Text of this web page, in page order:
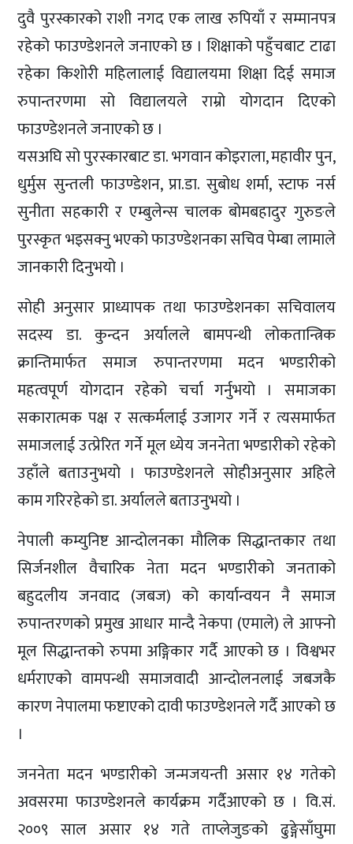
दुवै पुरस्कारको राशी नगद एक लाख रुपियाँ र सम्मानपत्र
रहेको फाउण्डेशनले जनाएको छ । शिक्षाको पहुँचबाट टाढा
रहेका किशोरी महिलालाई विद्यालयमा शिक्षा दिई समाज
रुपान्तरणमा सो विद्यालयले राम्रो योगदान दिएको
फाउण्डेशनले जनाएको छ ।
यसअघि सो पुरस्कारबाट डा. भगवान कोइराला, महावीर पुन,
धुर्मुस सुन्तली फाउण्डेशन, प्रा.डा. सुबोध शर्मा, स्टाफ नर्स
सुनीता सहकारी र एम्बुलेन्स चालक बोमबहादुर गुरुङले
पुरस्कृत भइसक्नु भएको फाउण्डेशनका सचिव पेम्बा लामाले
जानकारी दिनुभयो ।
सोही अनुसार प्राध्यापक तथा फाउण्डेशनका सचिवालय
सदस्य डा. कुन्दन अर्यालले बामपन्थी लोकतान्त्रिक
क्रान्तिमार्फत समाज रुपान्तरणमा मदन भण्डारीको
महत्वपूर्ण योगदान रहेको चर्चा गर्नुभयो । समाजका
सकारात्मक पक्ष र सत्कर्मलाई उजागर गर्ने र त्यसमार्फत
समाजलाई उत्प्रेरित गर्ने मूल ध्येय जननेता भण्डारीको रहेको
उहाँले बताउनुभयो । फाउण्डेशनले सोहीअनुसार अहिले
काम गरिरहेको डा. अर्यालले बताउनुभयो ।
नेपाली कम्युनिष्ट आन्दोलनका मौलिक सिद्धान्तकार तथा
सिर्जनशील वैचारिक नेता मदन भण्डारीको जनताको
बहुदलीय जनवाद (जबज) को कार्यान्वयन नै समाज
रुपान्तरणको प्रमुख आधार मान्दै नेकपा (एमाले) ले आफ्नो
मूल सिद्धान्तको रुपमा अङ्गिकार गर्दै आएको छ । विश्वभर
धर्मराएको वामपन्थी समाजवादी आन्दोलनलाई जबजकै
कारण नेपालमा फष्टाएको दावी फाउण्डेशनले गर्दै आएको छ
।
जननेता मदन भण्डारीको जन्मजयन्ती असार १४ गतेको
अवसरमा फाउण्डेशनले कार्यक्रम गर्दैआएको छ । वि.सं.
२००९ साल असार १४ गते ताप्लेजुङको ढुङ्गेसाँघुमा